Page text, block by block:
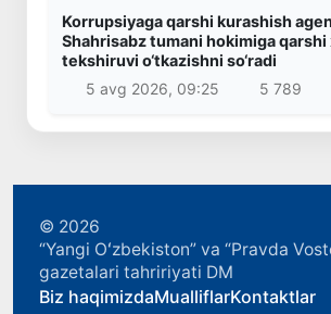
Korrupsiyaga qarshi kurashish
Shahrisabz tumani hokimiga qarshi
tekshiruvi o‘tkazishni so‘radi
5 avg 2026, 09:25
5 789
© 2026
“Yangi Oʻzbekiston” va “Pravda
gazetalari tahririyati DM
Biz haqimizdaMualliflarKontaktlar